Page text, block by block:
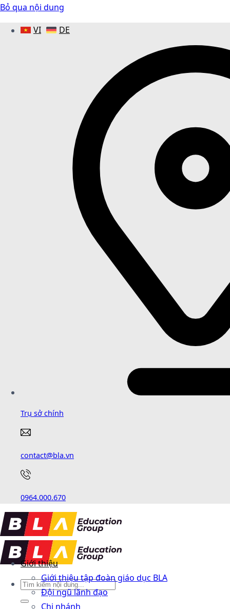
Bỏ qua nội dung
VI
DE
Trụ sở chính
contact@bla.vn
0964.000.670
Giới thiệu
Giới thiệu tập đoàn giáo dục BLA
Đội ngũ lãnh đạo
Chi nhánh